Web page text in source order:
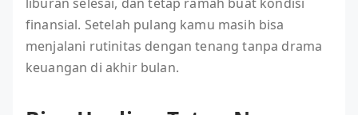
finansial. Setelah pulang kamu masih bisa
menjalani rutinitas dengan tenang tanpa drama
keuangan di akhir bulan.